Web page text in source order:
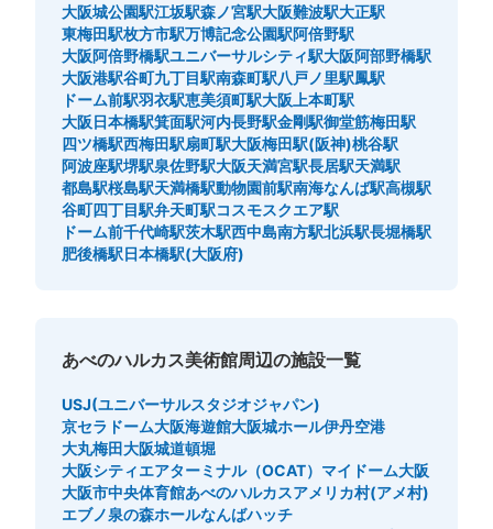
このコインロッカーの位置を見る
近鉄大阪阿部野橋駅中改札外コインロッカ
ー②
近鉄線大阪阿部野橋駅駅から徒歩分
本日の営業時間:06:00〜23:00
中改札口 2番出入口付近
保管できる荷物数
/ ¥800中:8/ ¥600小 :20/ ¥400
大阪城公園駅江坂駅森ノ宮駅大阪難波駅大正駅
東梅田駅枚方市駅万博記念公園駅阿倍野駅
大阪阿倍野橋駅ユニバーサルシティ駅大阪阿部野橋駅
大阪港駅谷町九丁目駅南森町駅八戸ノ里駅鳳駅
ドーム前駅羽衣駅恵美須町駅大阪上本町駅
大阪日本橋駅箕面駅河内長野駅金剛駅御堂筋梅田駅
四ツ橋駅西梅田駅扇町駅大阪梅田駅(阪神)桃谷駅
阿波座駅堺駅泉佐野駅大阪天満宮駅長居駅天満駅
都島駅桜島駅天満橋駅動物園前駅南海なんば駅高槻駅
谷町四丁目駅弁天町駅コスモスクエア駅
ドーム前千代崎駅茨木駅西中島南方駅北浜駅長堀橋駅
肥後橋駅日本橋駅(大阪府)
あべのハルカス美術館周辺の施設一覧
USJ(ユニバーサルスタジオジャパン)
京セラドーム大阪海遊館大阪城ホール伊丹空港
大丸梅田大阪城道頓堀
大阪シティエアターミナル（OCAT） マイドーム大阪
大阪市中央体育館あべのハルカスアメリカ村(アメ村)
エブノ泉の森ホールなんばハッチ